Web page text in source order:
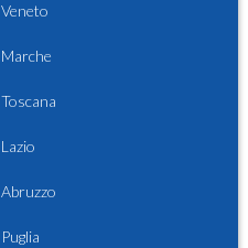
Veneto
Marche
Toscana
Lazio
Abruzzo
Puglia